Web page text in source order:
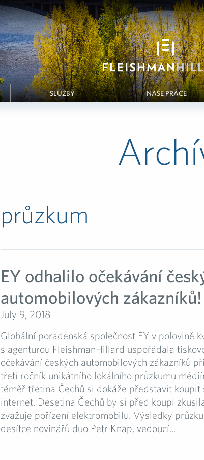
SLUŽBY NAŠE PRÁCE
průzkum
EY odhalilo očekávání
automobilových zákazníků!
July 9, 2018
Globální poradenská společnost EY v polovině
s agenturou FleishmanHillard uspořádala
očekávání českých automobilových zákazníků
třetí ročník unikátního lokálního průzkumu
téměř třetina Čechů si dokáže představit koupit
internet. Desetina Čechů by si před koupi
zvažuje pořízení elektromobilu. Výsledky
desítce novinářů duo Petr Knap, vedoucí...